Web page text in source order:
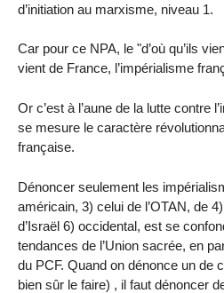
d’initiation au marxisme, niveau 1.
Car pour ce NPA, le "d’où qu’ils
vient de France, l’impérialisme
Or c’est à l’aune de la lutte contre
se mesure le caractère
française.
Dénoncer seulement les
américain, 3) celui de l’OTAN, de
d’Israël 6) occidental, est se
tendances de l’Union sacrée, en
du PCF. Quand on dénonce un de
bien sûr le faire) , il faut dénoncer